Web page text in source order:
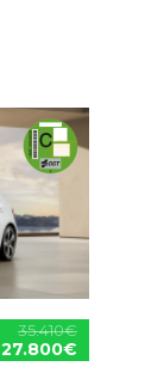
35.410€
27.800€